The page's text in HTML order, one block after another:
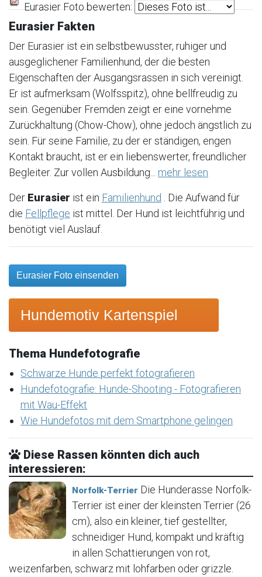
Eurasier Foto bewerten:
Eurasier Fakten
Der Eurasier ist ein selbstbewusster, ruhiger und
ausgeglichener Familienhund, der die besten
Eigenschaften der Ausgangsrassen in sich vereinigt.
Er ist aufmerksam (Wolfsspitz), ohne bellfreudig zu
sein. Gegenüber Fremden zeigt er eine vornehme
Zurückhaltung (Chow-Chow), ohne jedoch ängstlich zu
sein. Für seine Familie, zu der er ständigen, engen
Kontakt braucht, ist er ein liebenswerter, freundlicher
Begleiter. Zur vollen Ausbildung... mehr lesen
Der Eurasier ist ein Familienhund . Die Aufwand für
die Fellpflege ist mittel. Der Hund ist leichtführig und
benötigt viel Auslauf.
Eurasier Foto einsenden
Hundemotiv Kartenspiel
Thema Hundefotografie
Schwarze Hunde perfekt fotografieren
Hundefotografie: Hunde-Shooting - Fotografieren
mit Wau-Effekt
Wie Hundefotos mit dem Smartphone gelingen
Diese Rassen könnten dich auch
interessieren:
Norfolk-Terrier Die Hunderasse Norfolk-
Terrier ist einer der kleinsten Terrier (26
cm), also ein kleiner, tief gestellter,
schneidiger Hund, kompakt und kräftig
in allen Schattierungen von rot,
weizenfarben, schwarz mit lohfarben oder grizzle.